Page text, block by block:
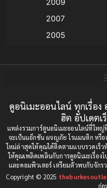
Big tits (นมใหญ่)
Bitch (ผู้หญิงร่าน)
Bondage (ทาส)(1)
boys love(1)
Censored (เซ็นเซอร์) (19)
Comedy (ตลก) (234)
2009
2007
2005
1997
1993
1991
1989
1987
ดูอนิเมะออนไลน์ ทุกเรื่อง
ฮิต อัปเดต
แหล่งรวมการ์ตูนอนิเมะออนไลน์ที่ให
จะเป็นแอ็กชัน ผจญภัย โรแมนติก หรือ
ใหม่ล่าสุดให้คุณได้ติดตามแบบรวดเร็
ให้คุณเพลิดเพลินกับการดูอนิเมะเรื่อง
และคอมพิวเตอร์ เตรียมตัวพบกับจัก
Copyright © 2025
ก่อ